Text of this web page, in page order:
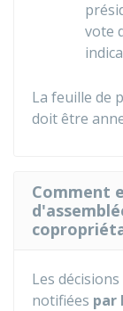
vote
La feuille de
doit être
Comment
Les
notifiées par